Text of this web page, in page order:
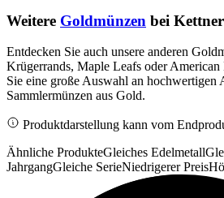
Weitere Goldmünzen bei
Entdecken Sie auch unsere anderen
Krügerrands, Maple Leafs oder American
Sie eine große Auswahl an hochwertigen
Sammlermünzen aus Gold.
Produktdarstellung kann vom
Ähnliche ProdukteGleiches Edelmetall
JahrgangGleiche SerieNiedrigerer Preis